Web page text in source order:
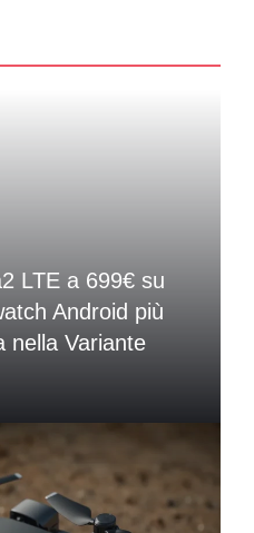
LTE a 699€ su
Android più
nella Variante